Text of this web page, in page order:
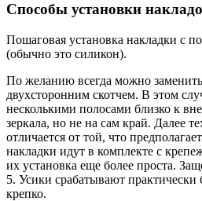
Способы установки
Пошаговая установка накладки с
(обычно это силикон).
По желанию всегда можно
двухсторонним скотчем. В этом
несколькими полосами близко к
зеркала, но не на сам край. Далее
отличается от той, что
накладки идут в комплекте с
их установка еще более проста.
5. Усики срабатывают практически
крепко.